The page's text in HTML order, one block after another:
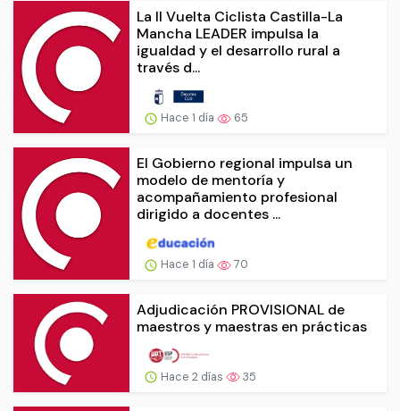
La II Vuelta Ciclista Castilla-La
Mancha LEADER impulsa la
igualdad y el desarrollo rural a
través d...
Hace 1 día 65
El Gobierno regional impulsa un
modelo de mentoría y
acompañamiento profesional
dirigido a docentes ...
Hace 1 día 70
Adjudicación PROVISIONAL de
maestros y maestras en prácticas
Hace 2 días 35